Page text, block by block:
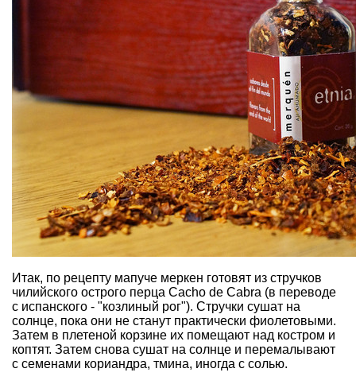
Итак, по рецепту мапуче меркен готовят из стручков
чилийского острого перца Cacho de Cabra (в переводе
с испанского - "козлиный рог"). Стручки сушат на
солнце, пока они не станут практически фиолетовыми.
Затем в плетеной корзине их помещают над костром и
коптят. Затем снова сушат на солнце и перемалывают
с семенами кориандра, тмина, иногда с солью.